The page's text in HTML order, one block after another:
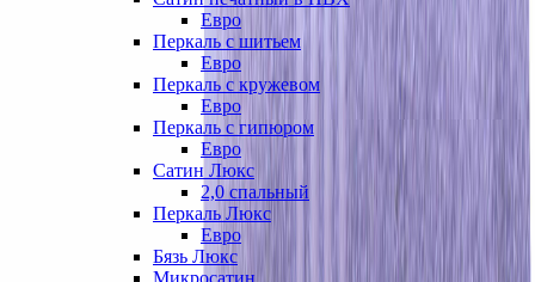
Евро
Перкаль с шитьем
Евро
Перкаль с кружевом
Евро
Перкаль с гипюром
Евро
Сатин Люкс
2,0 спальный
Перкаль Люкс
Евро
Бязь Люкс